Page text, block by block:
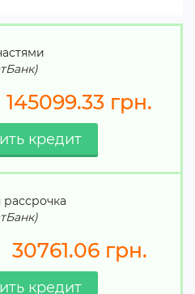
145099.33 грн.
30761.06грн.